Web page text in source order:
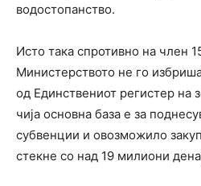
водостопанство.
Исто така спротивно на член
Министерството не го
од Единствениот регистер на
чија основна база е за
субвенции и овозможило
стекне со над 19 милиони